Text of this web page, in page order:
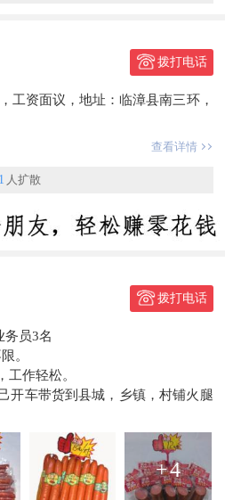
提成；
、免费工服。
拨打电话
工资面议，地址：临漳县南三环，
查看详情
1 人扩散
拨打电话
务员3名
。
工作轻松。
开车带货到县城，乡镇，村铺火腿
准时发工资，每月3天公休。
坤石化加油站向西，再向北500米
+4